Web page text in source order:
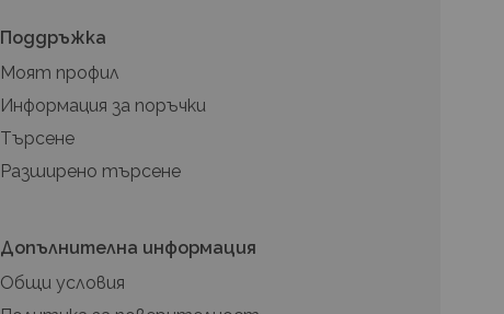
Поддръжка
Моят профил
Информация за поръчки
Търсене
Разширено търсене
Допълнителна информация
Общи условия